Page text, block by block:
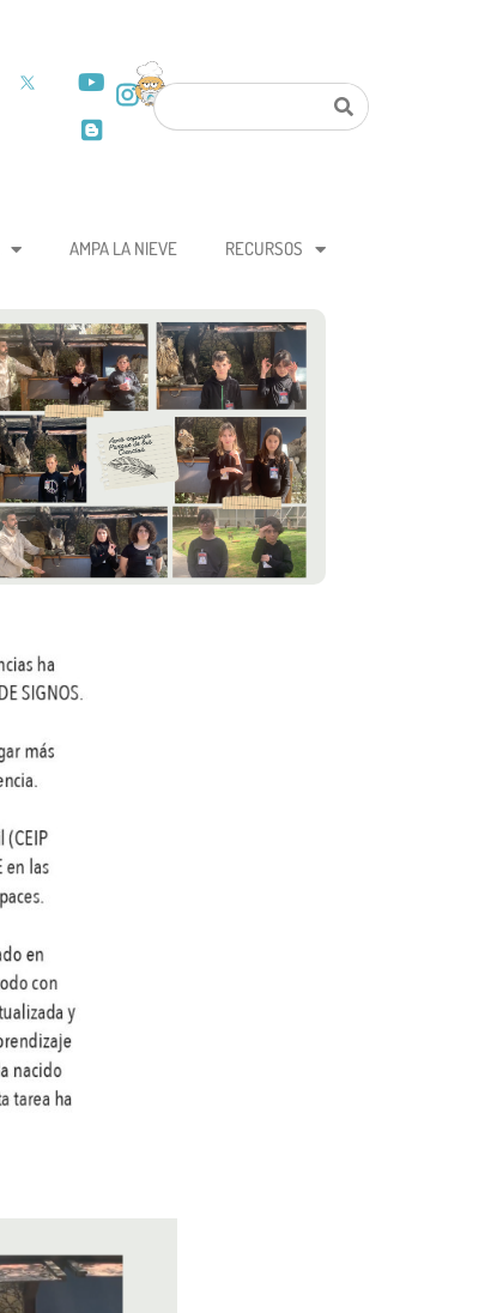
AMPA LA NIEVE RECURSOS